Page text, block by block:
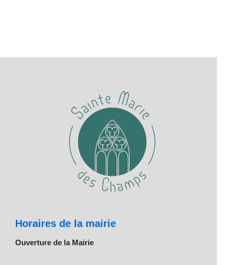
Horaires de la mairie
Ouverture de la Mairie